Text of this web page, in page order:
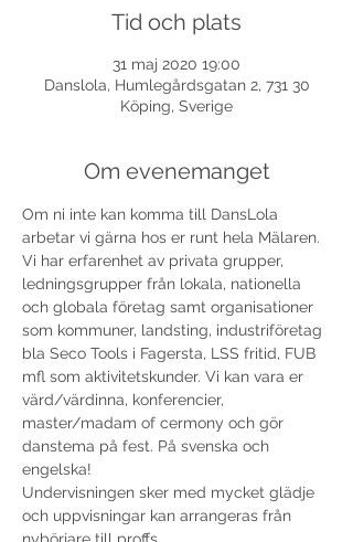
Tid och plats
31 maj 2020 19:00
Danslola, Humlegårdsgatan 2, 731 30
Köping, Sverige
Om evenemanget
Om ni inte kan komma till DansLola
arbetar vi gärna hos er runt hela Mälaren.
Vi har erfarenhet av privata grupper,
ledningsgrupper från lokala, nationella
och globala företag samt organisationer
som kommuner, landsting, industriföretag
bla Seco Tools i Fagersta, LSS fritid, FUB
mfl som aktivitetskunder. Vi kan vara er
värd/värdinna, konferencier,
master/madam of cermony och gör
danstema på fest. På svenska och
engelska!
Undervisningen sker med mycket glädje
och uppvisningar kan arrangeras från